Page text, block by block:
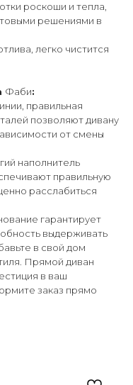
роскоши и тепла,
решениями в
легко чистится
Фаби:
правильная
позволяют дивану
от смены
наполнитель
правильную
расслабиться
гарантирует
выдерживать
в свой дом
Прямой диван
в ваш
заказ прямо